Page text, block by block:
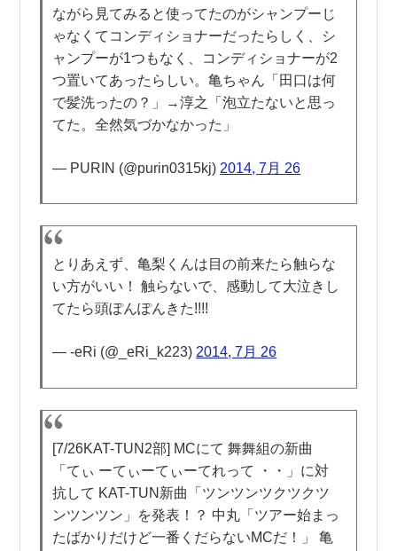
ながら見てみると使ってたのがシャンプーじ
ゃなくてコンディショナーだったらしく、シ
ャンプーが1つもなく、コンディショナーが2
つ置いてあったらしい。亀ちゃん「田口は何
で髪洗ったの？」→淳之「泡立たないと思っ
てた。全然気づかなかった」
— PURIN (@purin0315kj) 2014, 7月 26
とりあえず、亀梨くんは目の前来たら触らな
い方がいい！ 触らないで、感動して大泣きし
てたら頭ぽんぽんきた!!!!
— -eRi (@_eRi_k223) 2014, 7月 26
[7/26KAT-TUN2部] MCにて 舞舞組の新曲
「てぃ ーてぃーてぃーてれって ・・」に対
抗して KAT-TUN新曲「ツンツンツクツクツ
ンツンツン」を発表！？ 中丸「ツアー始まっ
たばかりだけど一番くだらないMCだ！」 亀